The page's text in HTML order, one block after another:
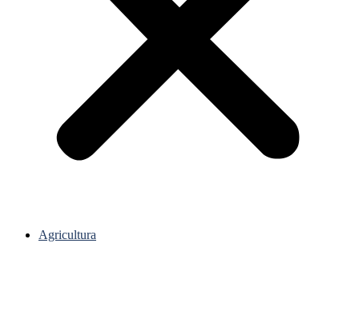
Agricultura